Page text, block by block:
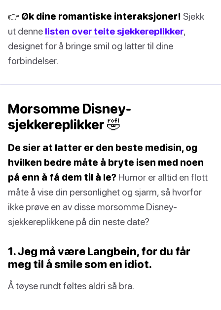
👉 Øk dine romantiske interaksjoner! Sjekk
ut denne listen over teite sjekkereplikker,
designet for å bringe smil og latter til dine
forbindelser.
Morsomme Disney-
sjekkereplikker 🤣
De sier at latter er den beste medisin, og
hvilken bedre måte å bryte isen med noen
på enn å få dem til å le? Humor er alltid en flott
måte å vise din personlighet og sjarm, så hvorfor
ikke prøve en av disse morsomme Disney-
sjekkereplikkene på din neste date?
1. Jeg må være Langbein, for du får
meg til å smile som en idiot.
Å tøyse rundt føltes aldri så bra.